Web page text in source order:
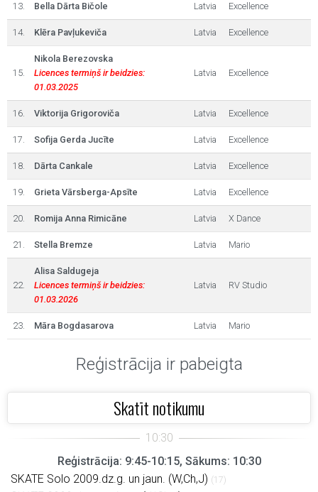
13. Bella Dārta Bičole Latvia Excellence
14. Klēra Pavļukeviča Latvia Excellence
15.
Nikola Berezovska
Licences termiņš ir beidzies:
01.03.2025
Latvia Excellence
16. Viktorija Grigoroviča Latvia Excellence
17. Sofija Gerda Jucīte Latvia Excellence
18. Dārta Cankale Latvia Excellence
19. Grieta Vārsberga-Apsīte Latvia Excellence
20. Romija Anna Rimicāne Latvia X Dance
21. Stella Bremze Latvia Mario
22.
Alisa Saldugeja
Licences termiņš ir beidzies:
01.03.2026
Latvia RV Studio
23. Māra Bogdasarova Latvia Mario
Reģistrācija ir pabeigta
Skatīt notikumu
Reģistrācija: 9:45-10:15, Sākums: 10:30
SKATE Solo 2009.dz.g. un jaun. (W,Ch,J) (17)